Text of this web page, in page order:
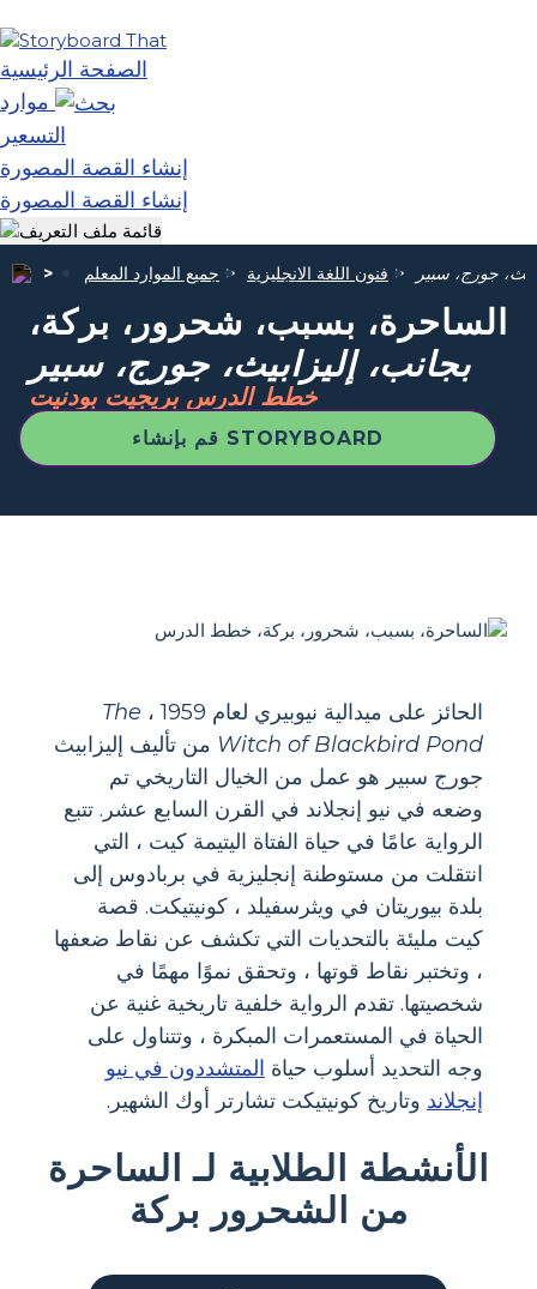
الصفحة الرئيسية
موارد
التسعير
إنشاء القصة المصورة
إنشاء القصة المصورة
جميع الموارد المعلم فنون اللغة الانجليزية جورج، سبير
الساحرة، بسبب، شحرور، بركة،
بجانب، إليزابيث، جورج، سبير
خطط الدرس بريجيت بودنيت
قم بإنشاء STORYBOARD
الحائز على ميدالية نيوبيري لعام 1959 ،
The
Witch of Blackbird Pond من تأليف إليزابيث
جورج سبير هو عمل من الخيال التاريخي تم
وضعه في نيو إنجلاند في القرن السابع عشر. تتبع
الرواية عامًا في حياة الفتاة اليتيمة كيت ، التي
انتقلت من مستوطنة إنجليزية في بربادوس إلى
بلدة بيوريتان في ويثرسفيلد ، كونيتيكت. قصة
كيت مليئة بالتحديات التي تكشف عن نقاط ضعفها
، وتختبر نقاط قوتها ، وتحقق نموًا مهمًا في
شخصيتها. تقدم الرواية خلفية تاريخية غنية عن
الحياة في المستعمرات المبكرة ، وتتناول على
وجه التحديد أسلوب حياة المتشددون في نيو
إنجلاند وتاريخ كونيتيكت تشارتر أوك الشهير.
الأنشطة الطلابية لـ الساحرة
من الشحرور بركة